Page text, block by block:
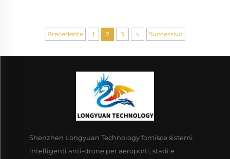
Precedente 1 2 3 4 Successivo
Shenzhen Longyuan Technology fornisce sistemi
intelligenti anti-drone per aeroporti, stadi e